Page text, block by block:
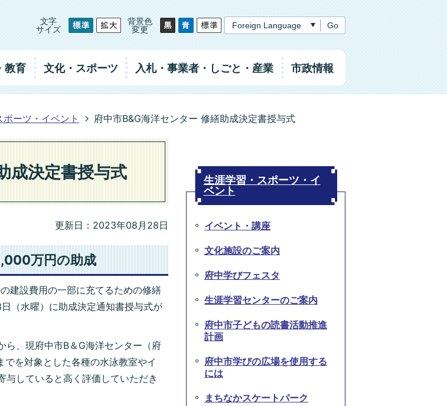
文字
サイズ
背景色
変更
Go
教育 文化・スポーツ 入札・事業者 ・しごと ・産業 市政情報
ーツ・イベント 府中市B&G海洋センター 修繕助成決定書授与式
成決定書授与式
更新日：2023年08月28日
万円の助成
建設費用の一部に充てるための修繕
（水曜）に助成決定通知書授与式が
ら、現府中市B＆G海洋センター（府
を対象とした各種の水泳教室やイ
していると高く評価していただき
生涯学習・スポーツ・イ
ベント
イベント・講座
文化施設のご案内
府中学びフェスタ
生涯学習センターのご案内
府中市子どもの読書活動推進
計画
府中市学びの広場を使用する
には
まちなかスケートパーク